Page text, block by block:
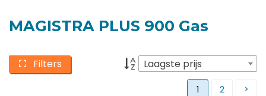
MAGISTRA PLUS 900 Gas
Filters Laagste prijs
1 2